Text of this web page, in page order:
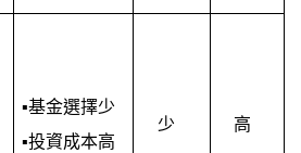
▪基金選擇少
▪投資成本高
少 高